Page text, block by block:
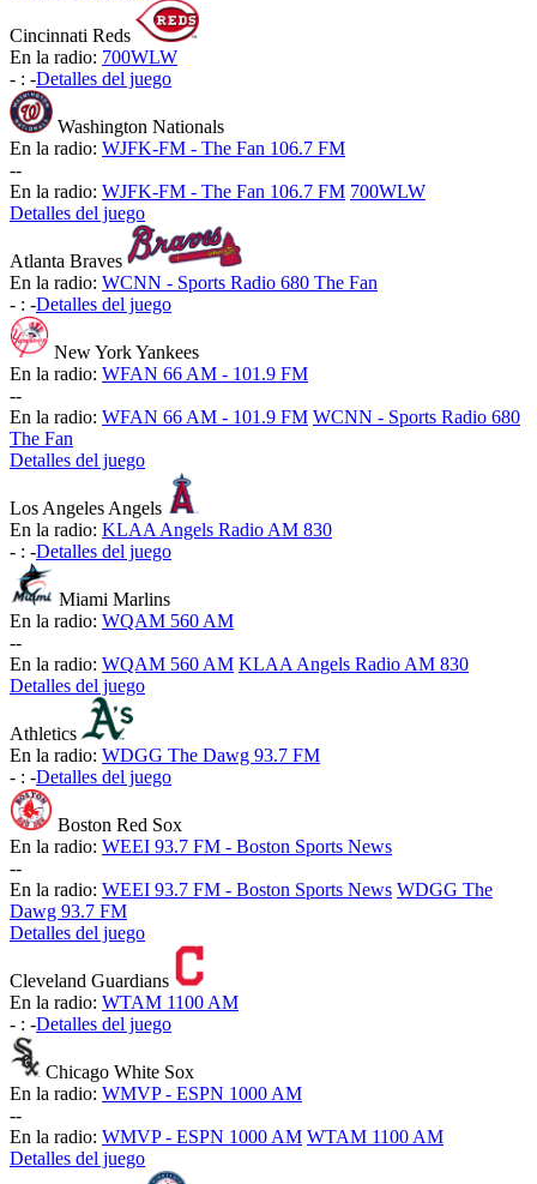
Cincinnati Reds
En la radio: 700WLW
- : -Detalles del juego
Washington Nationals
En la radio: WJFK-FM - The Fan 106.7 FM
--
En la radio: WJFK-FM - The Fan 106.7 FM 700WLW
Detalles del juego
Atlanta Braves
En la radio: WCNN - Sports Radio 680 The Fan
- : -Detalles del juego
New York Yankees
En la radio: WFAN 66 AM - 101.9 FM
--
En la radio: WFAN 66 AM - 101.9 FM WCNN - Sports Radio 680
The Fan
Detalles del juego
Los Angeles Angels
En la radio: KLAA Angels Radio AM 830
- : -Detalles del juego
Miami Marlins
En la radio: WQAM 560 AM
--
En la radio: WQAM 560 AM KLAA Angels Radio AM 830
Detalles del juego
Athletics
En la radio: WDGG The Dawg 93.7 FM
- : -Detalles del juego
Boston Red Sox
En la radio: WEEI 93.7 FM - Boston Sports News
--
En la radio: WEEI 93.7 FM - Boston Sports News WDGG The
Dawg 93.7 FM
Detalles del juego
Cleveland Guardians
En la radio: WTAM 1100 AM
- : -Detalles del juego
Chicago White Sox
En la radio: WMVP - ESPN 1000 AM
--
En la radio: WMVP - ESPN 1000 AM WTAM 1100 AM
Detalles del juego